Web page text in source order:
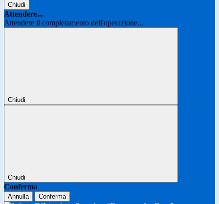
Chiudi
Attendere...
Attendere il completamento dell'operazione...
Chiudi
Chiudi
Conferma
Annulla Conferma